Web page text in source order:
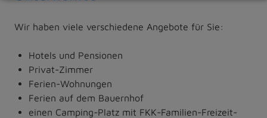
Wir haben viele verschiedene Angebote für Sie:
Hotels und Pensionen
Privat-Zimmer
Ferien-Wohnungen
Ferien auf dem Bauernhof
einen Camping-Platz mit FKK-Familien-Freizeit-